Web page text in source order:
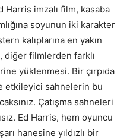
Harris imzalı film, kasaba
soyunun iki karakter
kalıplarına en yakın
diğer filmlerden farklı
yüklenmesi. Bir çırpıda
etkileyici sahnelerin bu
Çatışma sahneleri
Ed Harris, hem oyuncu
hanesine yıldızlı bir